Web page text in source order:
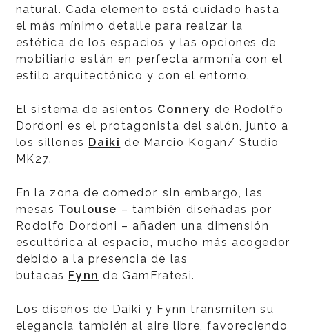
natural. Cada elemento está cuidado hasta
el más mínimo detalle para realzar la
estética de los espacios y las opciones de
mobiliario están en perfecta armonía con el
estilo arquitectónico y con el entorno.
El sistema de asientos Connery de Rodolfo
Dordoni es el protagonista del salón, junto a
los sillones Daiki de Marcio Kogan/ Studio
MK27.
En la zona de comedor, sin embargo, las
mesas Toulouse – también diseñadas por
Rodolfo Dordoni – añaden una dimensión
escultórica al espacio, mucho más acogedor
debido a la presencia de las
butacas Fynn de GamFratesi.
Los diseños de Daiki y Fynn transmiten su
elegancia también al aire libre, favoreciendo